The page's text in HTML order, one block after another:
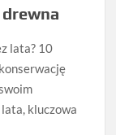
lata? 10
kluczowa